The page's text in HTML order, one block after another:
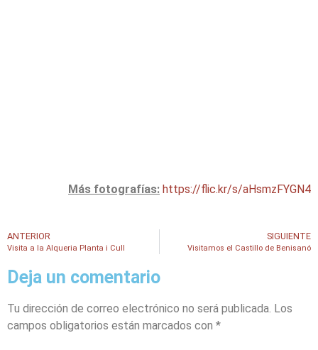
Más fotografías: https://flic.kr/s/aHsmzFYGN4
ANTERIOR
Visita a la Alqueria Planta i Cull
SIGUIENTE
Visitamos el Castillo de Benisanó
Deja un comentario
Tu dirección de correo electrónico no será publicada. Los
campos obligatorios están marcados con *